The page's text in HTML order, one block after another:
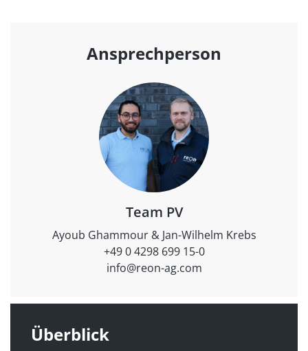
Ansprechperson
Team PV
Ayoub Ghammour & Jan-Wilhelm Krebs
+49 0 4298 699 15-0
info@reon-ag.com
Überblick